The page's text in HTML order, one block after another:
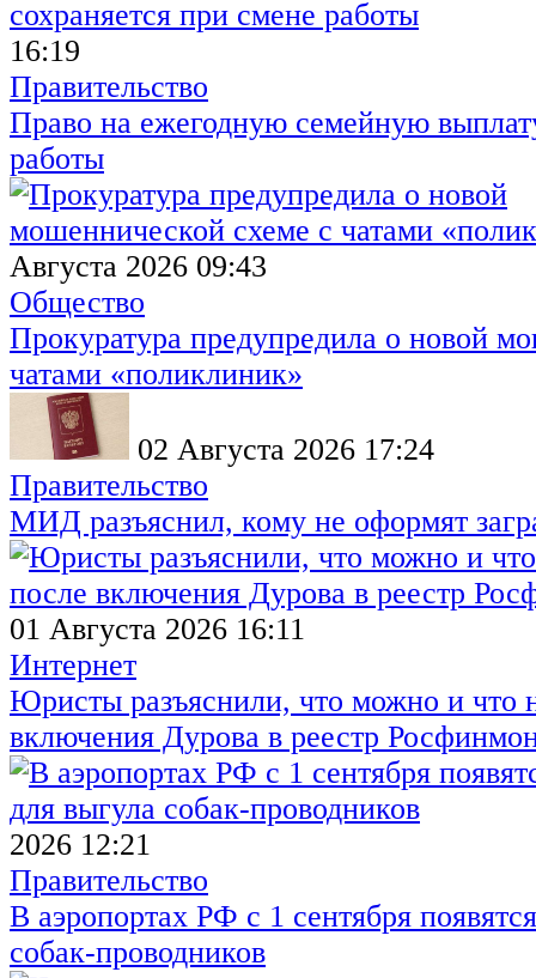
16:19
Правительство
Право на ежегодную семейную
работы
Августа 2026 09:43
Общество
Прокуратура предупредила о новой
чатами «поликлиник»
02 Августа 2026 17:24
Правительство
МИД разъяснил, кому не оформят
01 Августа 2026 16:11
Интернет
Юристы разъяснили, что можно и что
включения Дурова в реестр
2026 12:21
Правительство
В аэропортах РФ с 1 сентября
собак-проводников